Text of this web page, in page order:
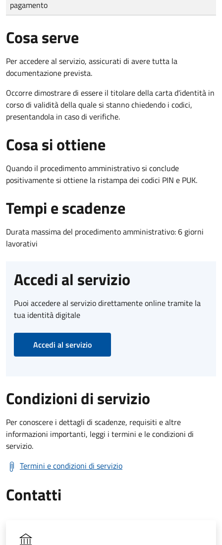
pagamento
Cosa serve
Per accedere al servizio, assicurati di avere tutta la
documentazione prevista.
Occorre dimostrare di essere il titolare della carta d'identità in
corso di validità della quale si stanno chiedendo i codici,
presentandola in caso di verifiche.
Cosa si ottiene
Quando il procedimento amministrativo si conclude
positivamente si ottiene la ristampa dei codici PIN e PUK.
Tempi e scadenze
Durata massima del procedimento amministrativo: 6 giorni
lavorativi
Accedi al servizio
Puoi accedere al servizio direttamente online tramite la
tua identità digitale
Accedi al servizio
Condizioni di servizio
Per conoscere i dettagli di scadenze, requisiti e altre
informazioni importanti, leggi i termini e le condizioni di
servizio.
Termini e condizioni di servizio
Contatti